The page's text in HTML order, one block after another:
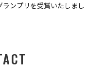
ランプリを受賞いたしまし